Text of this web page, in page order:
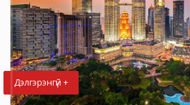
Дэлгэрэнгүй +